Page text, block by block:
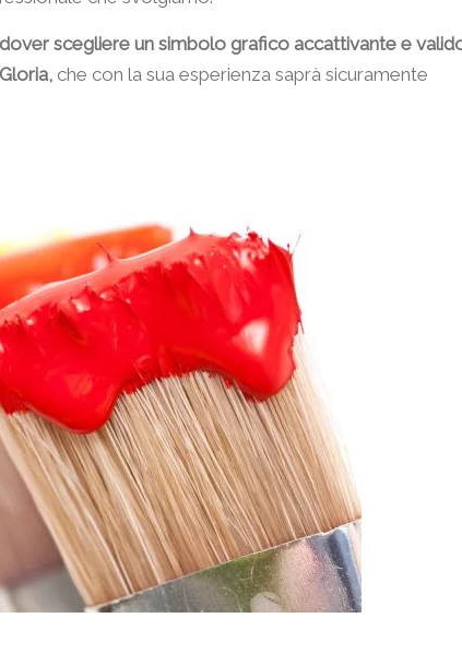
dover scegliere un simbolo grafico accattivante e
Gloria, che con la sua esperienza saprà sicuramente